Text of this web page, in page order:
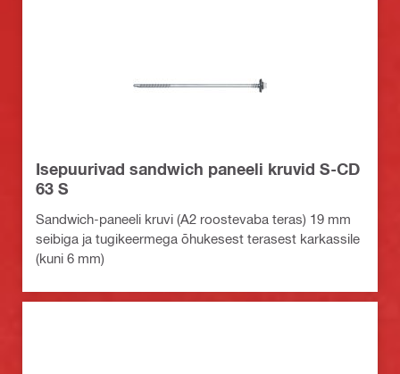
Isepuurivad sandwich paneeli kruvid S-CD
63 S
Sandwich-paneeli kruvi (A2 roostevaba teras) 19 mm
seibiga ja tugikeermega õhukesest terasest karkassile
(kuni 6 mm)